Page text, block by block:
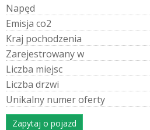
Napęd
Emisja co2
Kraj pochodzenia
Zarejestrowanyw
Liczba miejsc
Liczba drzwi
Unikalny numeroferty
Zapytaj o pojazd